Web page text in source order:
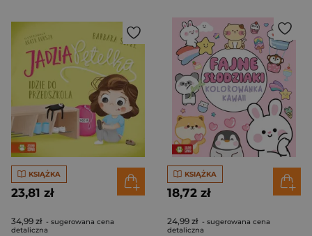
KSIĄŻKA
23,81 zł
34,99 zł - sugerowana cena
detaliczna
KSIĄŻKA
18,72 zł
24,99 zł - sugerowana cena
detaliczna